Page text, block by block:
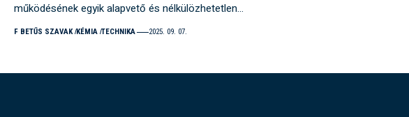
működésének egyik alapvető és nélkülözhetetlen…
F BETŰS SZAVAK KÉMIA TECHNIKA 2025. 09. 07.